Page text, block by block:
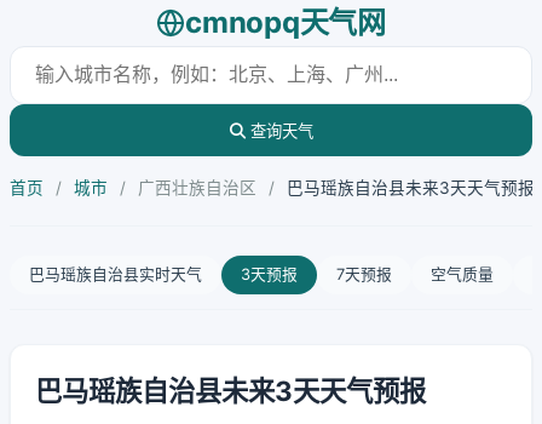
cmnopq天气网
查询天气
首页 / 城市 / 广西壮族自治区 / 巴马瑶族自治县未来3天天气预报
巴马瑶族自治县实时天气 3天预报 7天预报 空气质量
巴马瑶族自治县未来3天天气预报